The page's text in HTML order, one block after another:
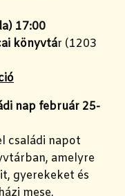
17:00
könyvtár (1203
nap február 25-
családi napot
amelyre
gyerekeket és
mese,